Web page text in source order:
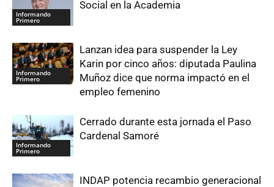
Informando
Primero
Social en la Academia
Informando
Primero
Lanzan idea para suspender la Ley
Karin por cinco años: diputada Paulina
Muñoz dice que norma impactó en el
empleo femenino
Informando
Primero
Cerrado durante esta jornada el Paso
Cardenal Samoré
INDAP potencia recambio generacional